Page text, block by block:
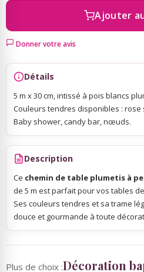
Sky Lanterns
Rubans Tulle Organdi
Scrapbooking, Loisirs
Ajouter
Donner votre avis
Détails
5 m x 30 cm, intissé à pois blancs
Couleurs tendres disponibles : rose
Baby shower, candy bar, nœuds.
Description
Ce chemin de table plumetis à
de 5 m est parfait pour vos tables
Ses couleurs tendres et sa trame
douce et gourmande à toute
Plus de choix :Décoration